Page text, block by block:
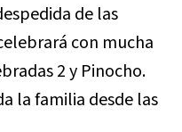
de las
con mucha
2 y Pinocho.
la familia desde las